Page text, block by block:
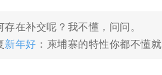
存在补交呢？我不懂，问问。
新年好 ：柬埔寨的特性你都不懂